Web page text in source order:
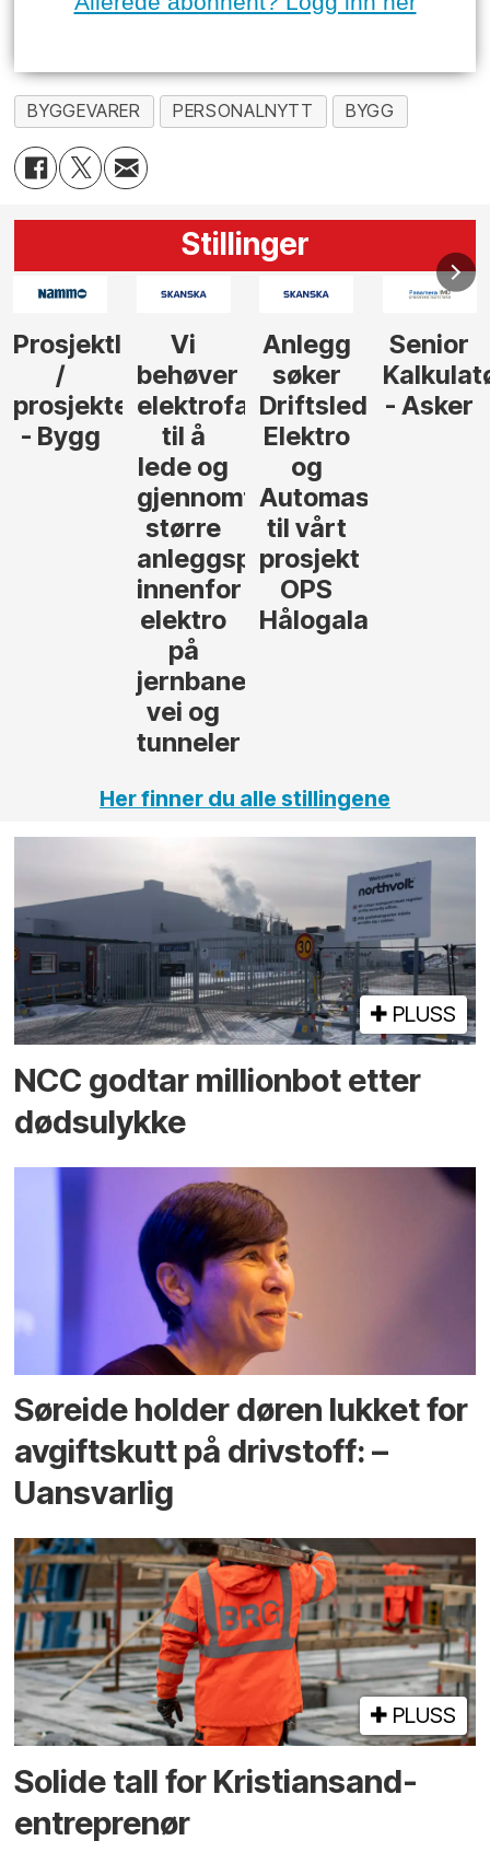
BYGGEVARER PERSONALNYTT BYGG
Stillinger
Anlegg
søker
Driftsleder
Elektro
Automasjon
Hålogalandsvegen
Senior
Kalkulatør
- Asker
Senior
Tilbudsleder
Anlegg
- Oslo
Her finner du alle stillingene
PLUSS
NCC godtar millionbot etter
dødsulykke
Søreide holder døren lukket for
avgiftskutt på drivstoff: –
Uansvarlig
PLUSS
Solide tall for Kristiansand-
entreprenør